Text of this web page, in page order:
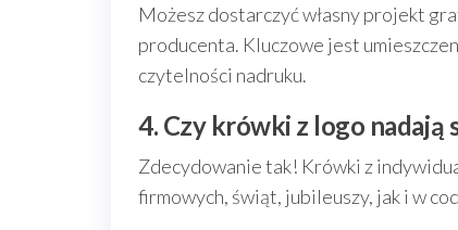
Możesz dostarczyć własny projekt
producenta. Kluczowe jest
czytelności nadruku.
4. Czy krówki z logo nadają
Zdecydowanie tak! Krówki z
firmowych, świąt, jubileuszy, jak i w